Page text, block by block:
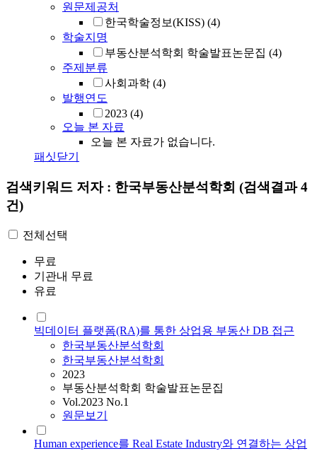
원문제공처
한국학술정보(KISS) (4)
학술지명
부동산분석학회 학술발표논문집 (4)
주제분류
사회과학 (4)
발행연도
2023 (4)
오늘 본 자료
오늘 본 자료가 없습니다.
패싯닫기
검색키워드 저자 : 한국부동산분석학회 (검색결과 4
건)
전체선택
무료
기관내 무료
유료
빅데이터 플랫폼(RA)를 통한 상업용 부동산 DB 접근
한국부동산분석학회
한국부동산분석학회
2023
부동산분석학회 학술발표논문집
Vol.2023 No.1
원문보기
Human experience를 Real Estate Industry와 연결하는 상업